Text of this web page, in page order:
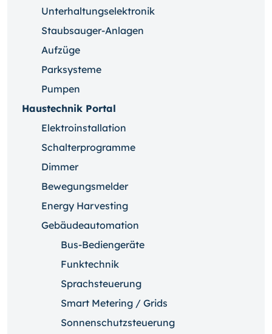
Unterhaltungselektronik
Staubsauger-Anlagen
Aufzüge
Parksysteme
Pumpen
Haustechnik Portal
Elektroinstallation
Schalterprogramme
Dimmer
Bewegungsmelder
Energy Harvesting
Gebäudeautomation
Bus-Bediengeräte
Funktechnik
Sprachsteuerung
Smart Metering / Grids
Sonnenschutzsteuerung